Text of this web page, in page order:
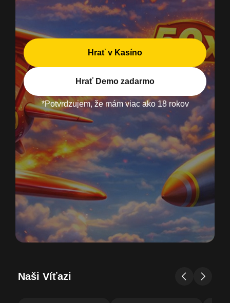
Hrať v Kasíno
Hrať Demo zadarmo
*Potvrdzujem, že mám viac ako 18 rokov
Naši Víťazi